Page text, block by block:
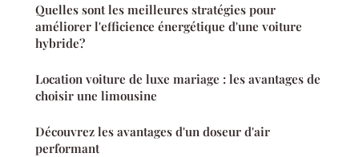
Quelles sont les meilleures stratégies pour
améliorer l'efficience énergétique d'une voiture
hybride?
Location voiture de luxe mariage : les avantages de
choisir une limousine
Découvrez les avantages d'un doseur d'air
performant